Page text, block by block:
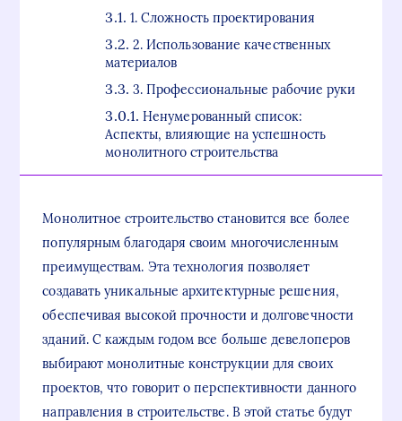
1. Сложность проектирования
2. Использование качественных
материалов
3. Профессиональные рабочие руки
Ненумерованный список:
Аспекты, влияющие на успешность
монолитного строительства
Монолитное строительство становится все более
популярным благодаря своим многочисленным
преимуществам. Эта технология позволяет
создавать уникальные архитектурные решения,
обеспечивая высокой прочности и долговечности
зданий. С каждым годом все больше девелоперов
выбирают монолитные конструкции для своих
проектов, что говорит о перспективности данного
направления в строительстве. В этой статье будут